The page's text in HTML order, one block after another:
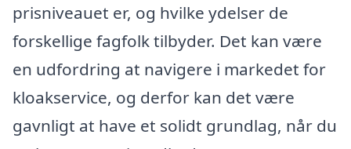
prisniveauet er, og hvilke ydelser de
forskellige fagfolk tilbyder. Det kan være
en udfordring at navigere i markedet for
kloakservice, og derfor kan det være
gavnligt at have et solidt grundlag, når du